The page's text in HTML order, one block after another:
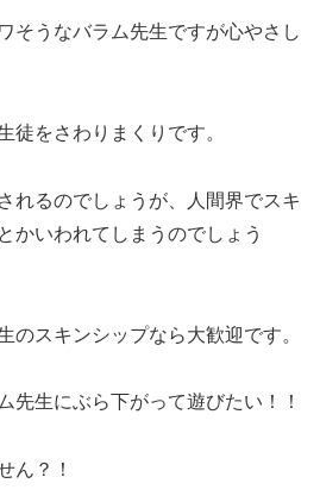
そうなバラム先生ですが心やさし
徒をさわりまくりです。
れるのでしょうが、人間界でスキ
かいわれてしまうのでしょう
のスキンシップなら大歓迎です。
先生にぶら下がって遊びたい！！
ん？！